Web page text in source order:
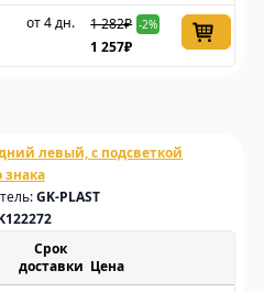
от 4 дн. 1 282₽ -2%
1 257₽
левый, с подсветкой
знака
GK-PLAST
Срок
доставки Цена